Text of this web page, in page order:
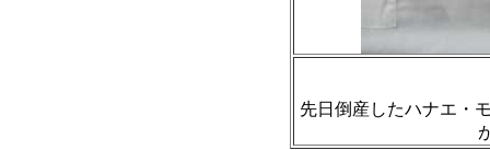
先日倒産したハナエ・